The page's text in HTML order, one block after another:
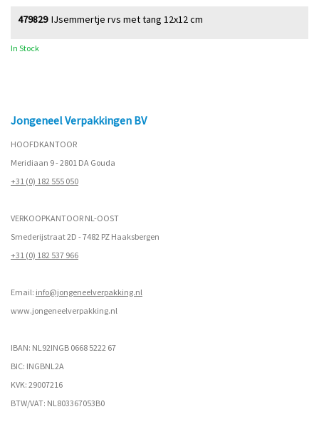
IJsemmertje rvs met tang 12x12 cm
479829
In Stock
Jongeneel Verpakkingen BV
HOOFDKANTOOR
Meridiaan 9 - 2801 DA Gouda
+31 (0) 182 555 050
VERKOOPKANTOOR NL-OOST
Smederijstraat 2D - 7482 PZ Haaksbergen
+31 (0) 182 537 966
Email: info@jongeneelverpakking.nl
www.jongeneelverpakking.nl
IBAN: NL92INGB 0668 5222 67
BIC: INGBNL2A
KVK: 29007216
BTW/VAT: NL803367053B0